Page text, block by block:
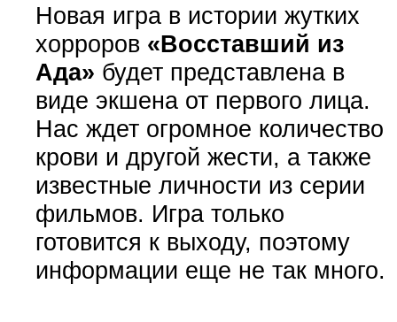
Новая игра в истории жутких
хорроров «Восставший из
Ада» будет представлена в
виде экшена от первого лица.
Нас ждет огромное количество
крови и другой жести, а также
известные личности из серии
фильмов. Игра только
готовится к выходу, поэтому
информации еще не так много.